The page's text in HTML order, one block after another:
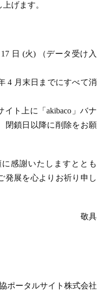
げます。
17 日 (火) （データ受け入
4 月末日までにすべて消
イト上に「akibaco」バナ
閉鎖日以降に削除をお願
感謝いたしますととも
発展を心よりお祈り申し
敬具
ポータルサイト株式会社